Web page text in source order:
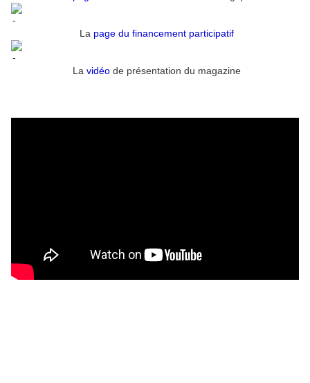
La page du financement participatif
La vidéode présentation du magazine